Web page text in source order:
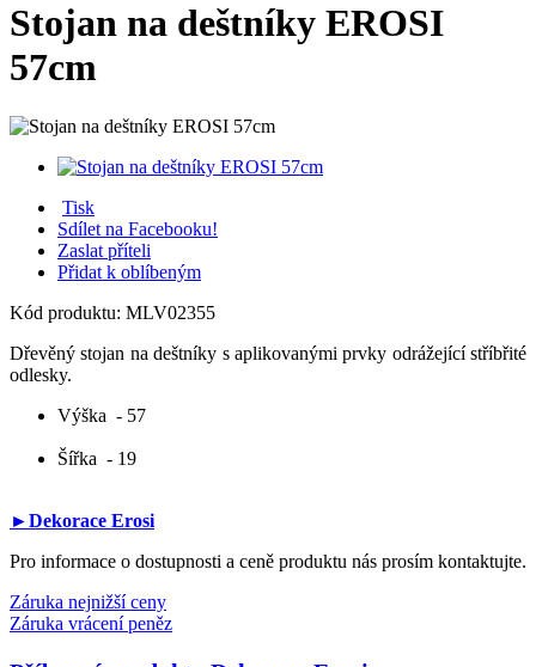
Stojan na deštníky EROSI
57cm
Tisk
Sdílet na Facebooku!
Zaslat příteli
Přidat k oblíbeným
Kód produktu: MLV02355
Dřevěný stojan na deštníky s aplikovanými prvky odrážející stříbřité
odlesky.
Výška - 57
Šířka - 19
►Dekorace Erosi
Pro informace o dostupnosti a ceně produktu nás prosím kontaktujte.
Záruka nejnižší ceny
Záruka vrácení peněz